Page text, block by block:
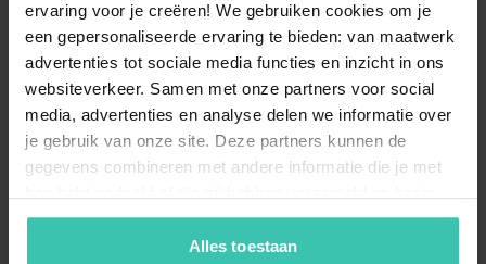
ervaring voor je creëren! We gebruiken cookies om je
een gepersonaliseerde ervaring te bieden: van maatwerk
advertenties tot sociale media functies en inzicht in ons
websiteverkeer. Samen met onze partners voor social
media, advertenties en analyse delen we informatie over
je gebruik van onze site. Deze partners kunnen de
gegevens combineren met andere informatie die je met
van je gebruik van hun diensten. Zo zorgen we ervoor dat
jouw vakantiezoektocht soepel en op maat verloopt!
Alles toestaan
Aufgrund der sonnigen Lage in Südfrankreich ist ein
Ferienhaus mit privatem Poolbesonders gefragt,
um an warmen Nachmittagen für Abkühlung zu
sorgen. Wir empfehlen zudem, auf einengepflegten
Außenbereich
zu achten, damit Sie die lauen Abende
bei einem Glas lokalem Muscat-Wein im Freien
genießen können. Da wir jedes Objekt persönlich
besuchen, können Sie sich auf die Detailgenauigkeit
unserer Beschreibungen bei der Auswahl verlassen.